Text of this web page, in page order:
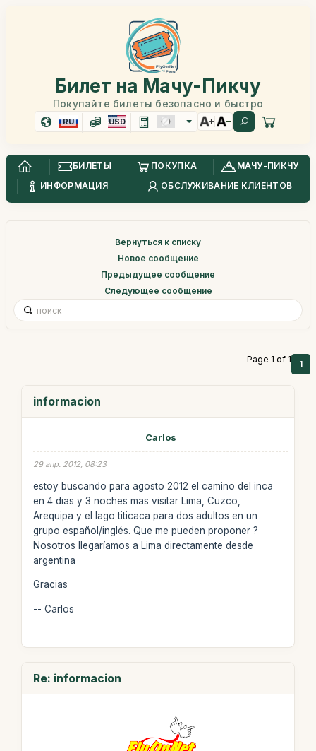
Билет на Мачу-Пикчу
Покупайте билеты безопасно и быстро
RU USD
БИЛЕТЫ ПОКУПКА
МАЧУ-ПИКЧУ
ИНФОРМАЦИЯ
ОБСЛУЖИВАНИЕ КЛИЕНТОВ
Вернуться к списку
Новое сообщение
Предыдущее сообщение
Следующее сообщение
Page 1 of 1 1
informacion
Carlos
29 апр. 2012, 08:23
estoy buscando para agosto 2012 el camino del inca
en 4 dias y 3 noches mas visitar Lima, Cuzco,
Arequipa y el lago titicaca para dos adultos en un
grupo español/inglés. Que me pueden proponer ?
Nosotros llegaríamos a Lima directamente desde
argentina
Gracias
-- Carlos
Re: informacion